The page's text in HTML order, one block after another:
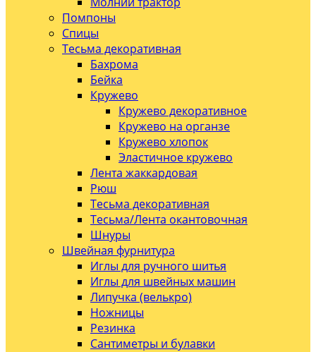
Помпоны
Спицы
Тесьма декоративная
Бахрома
Бейка
Кружево
Кружево декоративное
Кружево на органзе
Кружево хлопок
Эластичное кружево
Лента жаккардовая
Рюш
Тесьма декоративная
Тесьма/Лента окантовочная
Шнуры
Швейная фурнитура
Иглы для ручного шитья
Иглы для швейных машин
Липучка (велькро)
Ножницы
Резинка
Сантиметры и булавки